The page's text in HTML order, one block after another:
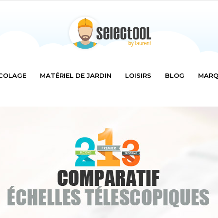
by
Laurent
MATÉRIEL DE JARDIN LOISIRS BLOG